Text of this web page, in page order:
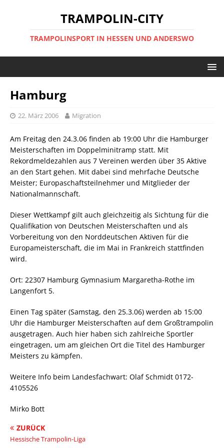
TRAMPOLIN-CITY
TRAMPOLINSPORT IN HESSEN UND ANDERSWO
Hamburg
22. März 2006 Migration
Am Freitag den 24.3.06 finden ab 19:00 Uhr die Hamburger
Meisterschaften im Doppelminitramp statt. Mit
Rekordmeldezahlen aus 7 Vereinen werden über 35 Aktive
an den Start gehen. Mit dabei sind mehrfache Deutsche
Meister; Europaschaftsteilnehmer und Mitglieder der
Nationalmannschaft.
Dieser Wettkampf gilt auch gleichzeitig als Sichtung für die
Qualifikation von Deutschen Meisterschaften und als
Vorbereitung von den Norddeutschen Aktiven für die
Europameisterschaft, die im Mai in Frankreich stattfinden
wird.
Ort: 22307 Hamburg Gymnasium Margaretha-Rothe im
Langenfort 5.
Einen Tag später (Samstag, den 25.3.06) werden ab 15:00
Uhr die Hamburger Meisterschaften auf dem Großtrampolin
ausgetragen. Auch hier haben sich zahlreiche Sportler
eingetragen, um am gleichen Ort die Titel des Hamburger
Meisters zu kämpfen.
Weitere Info beim Landesfachwart: Olaf Schmidt 0172-
4105526
Mirko Bott
ZURÜCK
Hessische Trampolin-Liga